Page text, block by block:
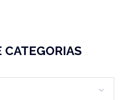
CATEGORIAS